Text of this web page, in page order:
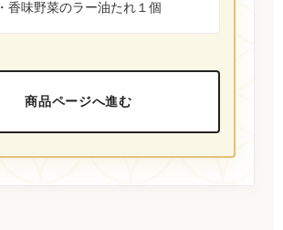
・香味野菜のラー油たれ１個
商品ページへ進む